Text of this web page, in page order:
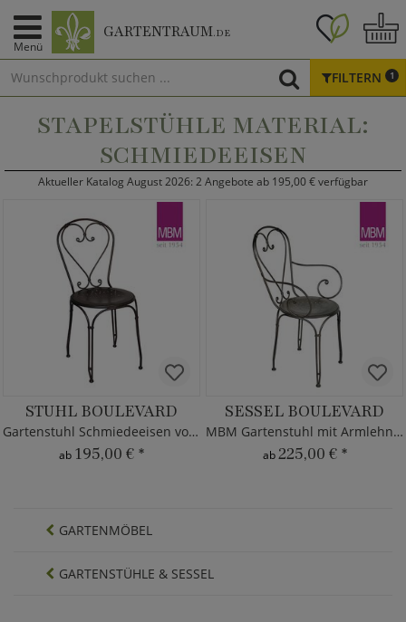
Menü
GARTENTRAUM.DE
FILTERN 1
STAPELSTÜHLE MATERIAL:
SCHMIEDEEISEN
Aktueller Katalog August 2026: 2 Angebote ab 195,00 € verfügbar
STUHL BOULEVARD
Gartenstuhl Schmiedeeisen von MBM
ab 195,00 € *
SESSEL BOULEVARD
MBM Gartenstuhl mit Armlehnen
ab225,00 € *
GARTENMÖBEL
GARTENSTÜHLE & SESSEL